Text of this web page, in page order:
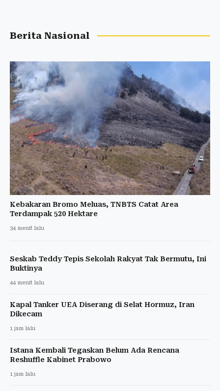
Berita Nasional
Kebakaran Bromo Meluas, TNBTS Catat Area
Terdampak 520 Hektare
34 menit lalu
Seskab Teddy Tepis Sekolah Rakyat Tak Bermutu, Ini
Buktinya
44 menit lalu
Kapal Tanker UEA Diserang di Selat Hormuz, Iran
Dikecam
1 jam lalu
Istana Kembali Tegaskan Belum Ada Rencana
Reshuffle Kabinet Prabowo
1 jam lalu